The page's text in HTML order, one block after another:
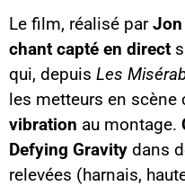
Le film, réalisé parJon
chant capté en direct
qui, depuis Les
les metteurs en scène
vibration au montage.
Defying Gravity dans
relevées (harnais,